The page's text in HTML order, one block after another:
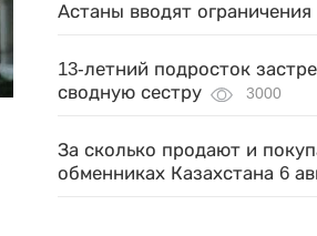
Астаны вводят ограничения
13-летний подросток
сводную сестру
3000
За сколько продают и
обменниках Казахстана 6